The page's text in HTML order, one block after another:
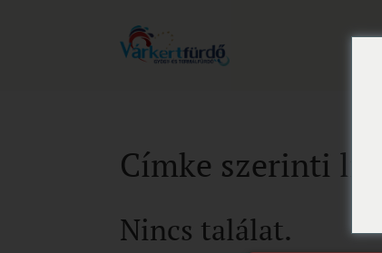
Címke szerinti
Nincs találat.